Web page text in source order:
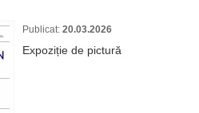
Publicat: 20.03.2026
Expoziție de pictură